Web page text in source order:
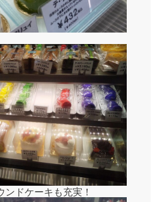
ンドケーキも充実！